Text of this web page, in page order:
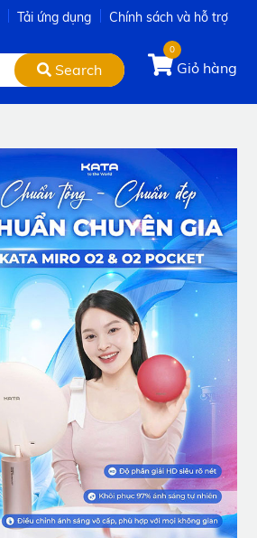
Tải ứng dụng Chính sách và hỗ trợ
Search
0
Giỏ hàng